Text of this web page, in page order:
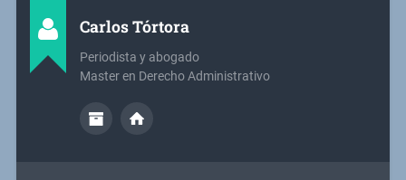
Carlos Tórtora
Periodista y abogado
Master en Derecho Administrativo